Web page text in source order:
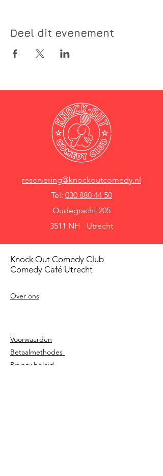
Deel dit evenement
reservering@knockoutcomedy.nl
Tel: 030 880 44 50
Oudegracht 205
3511 NH Utrecht
Knock Out Comedy Club
Comedy Café Utrecht
Over ons
Voorwaarden
Betaalmethodes
Privacy beleid